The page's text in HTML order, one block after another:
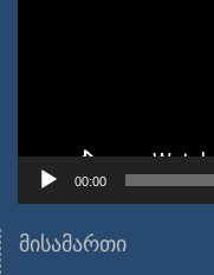
00:00
მისამართი